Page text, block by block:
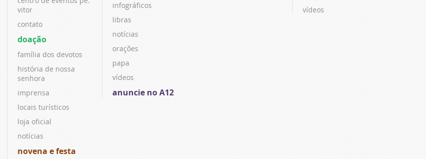
vitor
contato
doação
família dos devotos
história de nossa
senhora
imprensa
locais turísticos
loja oficial
notícias
novena e festa
infográficos
libras
notícias
orações
papa
vídeos
anuncie no A12
vídeos